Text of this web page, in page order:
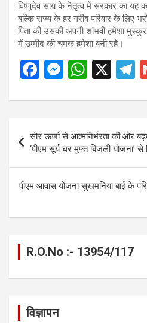
विष्णुदेव साय के नेतृत्व में सरकार का यह
बल्कि राज्य के हर गरीब परिवार के लिए
पिता की उसकी अपनी शांभवी हमेशा
में उम्मीद की चमक हमेशा बनी रहे।
F
ce
o
o
k
M
se
n
g
er
W
at
s
A
p
p
X
T
e
a
Post
navigation
सौर ऊर्जा से आत्मनिर्भरता की ओर
‘पीएम सूर्य घर मुफ्त बिजली योजना’
पीएम आवास योजना सुखमनिया बाई के
R.O.No :- 13954/117
विज्ञापन